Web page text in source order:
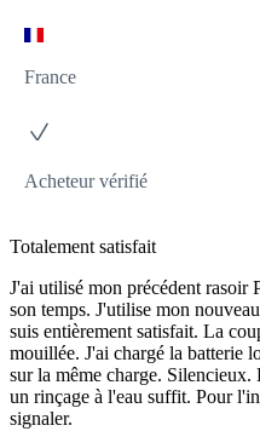
France
Acheteur vérifié
Totalement satisfait
J'ai utilisé mon précédent rasoir
son temps. J'utilise mon
suis entièrement satisfait. La
mouillée. J'ai chargé la batterie
sur la même charge.
un rinçage à l'eau suffit. Pour
signaler.